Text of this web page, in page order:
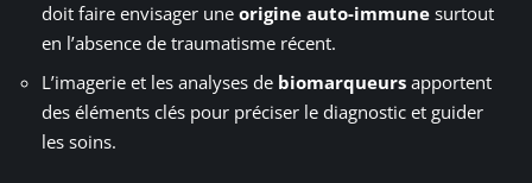
doit faire envisager une origine auto-immune surtout
en l’absence de traumatisme récent.
L’imagerie et les analyses de biomarqueurs apportent
des éléments clés pour préciser le diagnostic et guider
les soins.